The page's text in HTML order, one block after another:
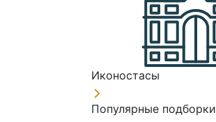
Иконостасы
Популярные подборки